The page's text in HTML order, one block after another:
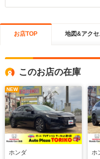
お店TOP 地図&アクセ
このお店の在庫
NEW
ホンダ ホ